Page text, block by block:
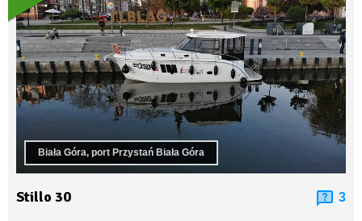
Biała Góra, port Przystań Biała Góra
Stillo 30 3